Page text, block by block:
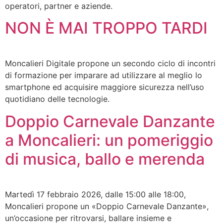
operatori, partner e aziende.
NON È MAI TROPPO TARDI
Moncalieri Digitale propone un secondo ciclo di incontri
di formazione per imparare ad utilizzare al meglio lo
smartphone ed acquisire maggiore sicurezza nell’uso
quotidiano delle tecnologie.
Doppio Carnevale Danzante
a Moncalieri: un pomeriggio
di musica, ballo e merenda
Martedì 17 febbraio 2026, dalle 15:00 alle 18:00,
Moncalieri propone un «Doppio Carnevale Danzante»,
un’occasione per ritrovarsi, ballare insieme e